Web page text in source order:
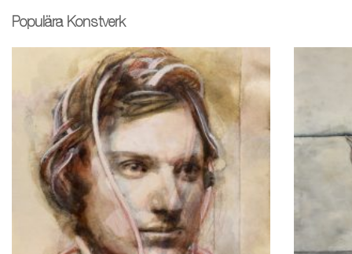
Populära Konstverk